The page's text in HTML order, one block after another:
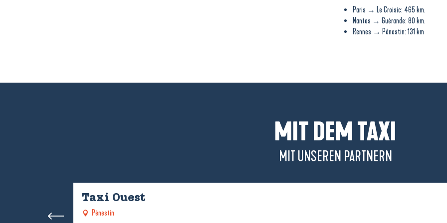
Paris → Le Croisic: 465 km.
Nantes → Guérande: 80 km.
Rennes → Pénestin: 131 km
MIT DEM TAXI
MIT UNSEREN PARTNERN
Taxi Ouest
Pénestin